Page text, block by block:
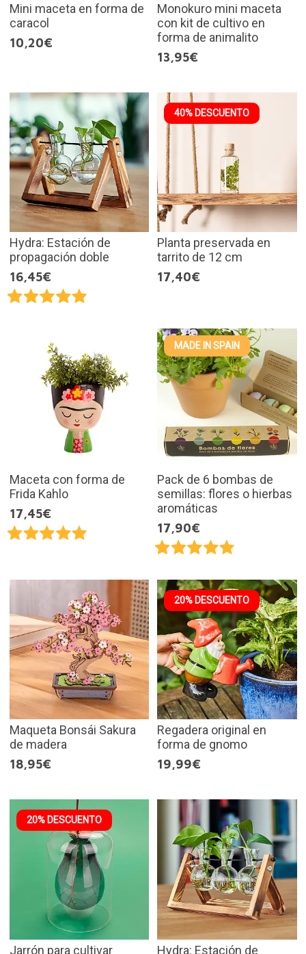
Mini maceta en forma de
caracol
10,20€
Monokuro mini maceta
con kit de cultivo en
forma de animalito
13,95€
Hydra: Estación de
propagación doble
16,45€
40% DESCUENTO
Planta preservada en
tarrito de 12 cm
17,40€
Maceta con forma de
Frida Kahlo
17,45€
MADE IN SPAIN
Pack de 6 bombas de
semillas: flores o hierbas
aromáticas
17,90€
Maqueta Bonsái Sakura
de madera
18,95€
20% DESCUENTO
Regadera original en
forma de gnomo
19,99€
20% DESCUENTO
Jarrón para cultivar Hydra: Estación de